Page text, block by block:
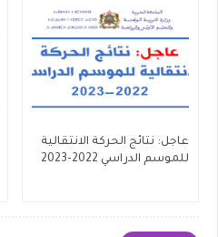
عاجل: نتائج الحركة الانتقالية
للموسم الدراسي 2022-2023